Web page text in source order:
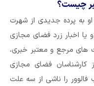
چیست؟
به پرده جدیدی از شهرت
یا اخبار زرد فضای مجازی
های مرجع و معتبر خبری،
کارشناسان فضای مجازی
را ناشی از سه علت